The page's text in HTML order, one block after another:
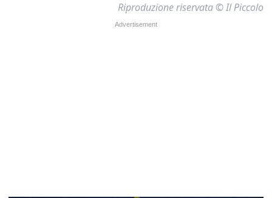
Riproduzione riservata © Il Piccolo